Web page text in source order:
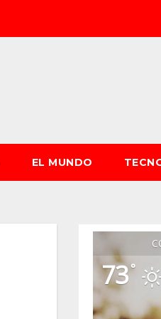
EL MUNDO
73°